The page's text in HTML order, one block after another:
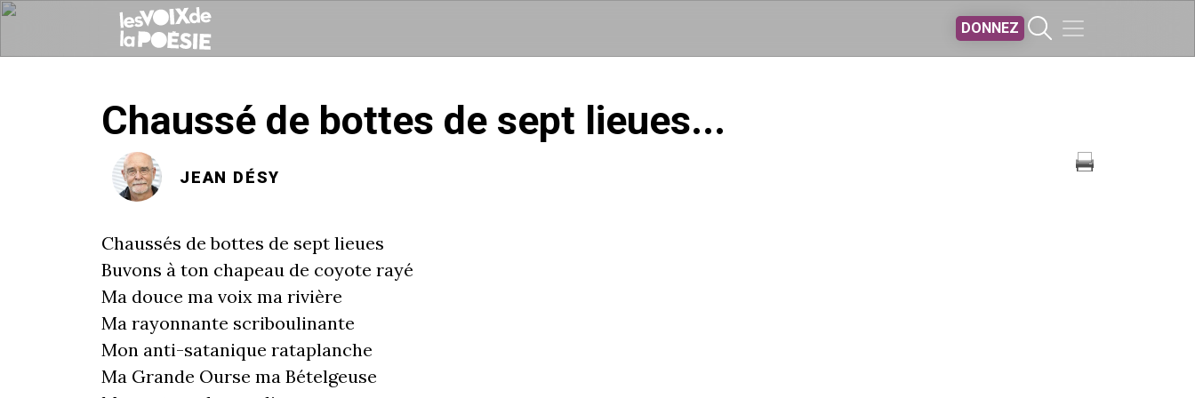
DONNEZ
Chaussé de bottes de sept lieues...
JEAN DÉSY
Chaussés de bottes de sept lieues
Buvons à ton chapeau de coyote rayé
Ma douce ma voix ma rivière
Ma rayonnante scriboulinante
Mon anti-satanique rataplanche
Ma Grande Ourse ma Bételgeuse